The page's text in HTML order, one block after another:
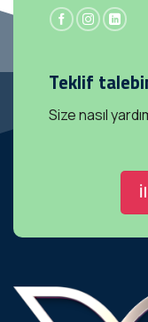
Teklif
Size nasıl